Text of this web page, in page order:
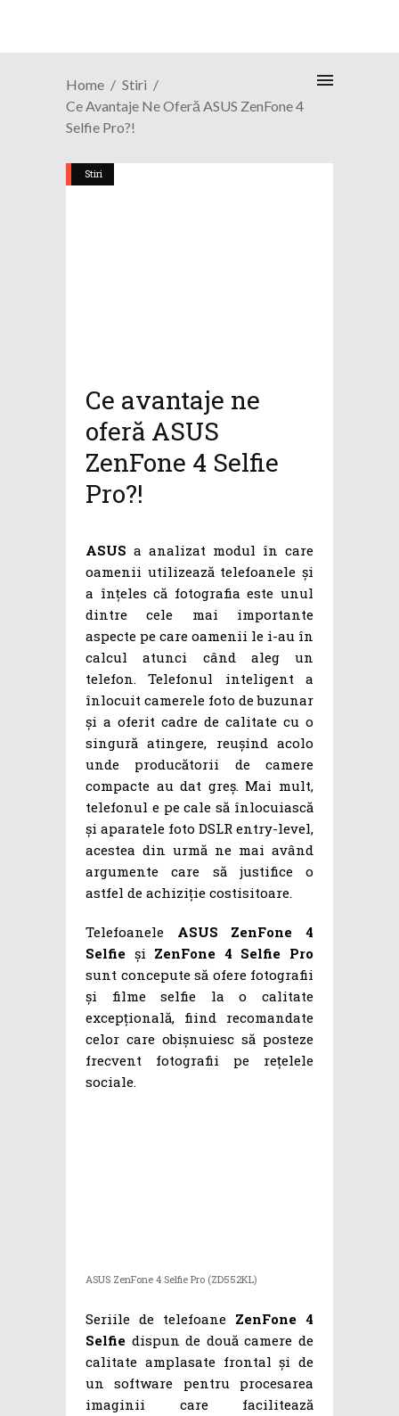
Home
Stiri
Ce Avantaje Ne Oferă ASUS ZenFone 4
Selfie Pro?!
Stiri
Ce avantaje ne
oferă ASUS
ZenFone 4 Selfie
Pro?!
ASUS a analizat modul în care
oamenii utilizează telefoanele și
a înțeles că fotografia este unul
dintre cele mai importante
aspecte pe care oamenii le i-au în
calcul atunci când aleg un
telefon. Telefonul inteligent a
înlocuit camerele foto de buzunar
și a oferit cadre de calitate cu o
singură atingere, reușind acolo
unde producătorii de camere
compacte au dat greș. Mai mult,
telefonul e pe cale să înlocuiască
și aparatele foto DSLR entry-level,
acestea din urmă ne mai având
argumente care să justifice o
astfel de achiziție costisitoare.
Telefoanele ASUS ZenFone 4
Selfie și ZenFone 4 Selfie Pro
sunt concepute să ofere fotografii
și filme selfie la o calitate
excepțională, fiind recomandate
celor care obișnuiesc să posteze
frecvent fotografii pe rețelele
sociale.
ASUS ZenFone 4 Selfie Pro (ZD552KL)
Seriile de telefoane ZenFone 4
Selfie dispun de două camere de
calitate amplasate frontal și de
un software pentru procesarea
imaginii care facilitează